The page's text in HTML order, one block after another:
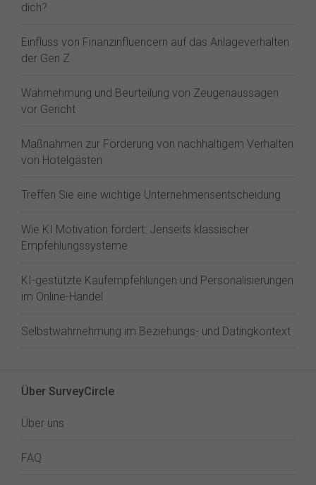
dich?
Einfluss von Finanzinfluencern auf das Anlageverhalten
der Gen Z⁠
Wahrnehmung und Beurteilung von Zeugenaussagen
vor Gericht
Maßnahmen zur Förderung von nachhaltigem Verhalten
von Hotelgästen
Treffen Sie eine wichtige Unternehmensentscheidung
Wie KI Motivation fördert: Jenseits klassischer
Empfehlungssysteme
KI-gestützte Kaufempfehlungen und Personalisierungen
im Online-Handel
Selbstwahrnehmung im Beziehungs- und Datingkontext
Über SurveyCircle
Über uns
FAQ